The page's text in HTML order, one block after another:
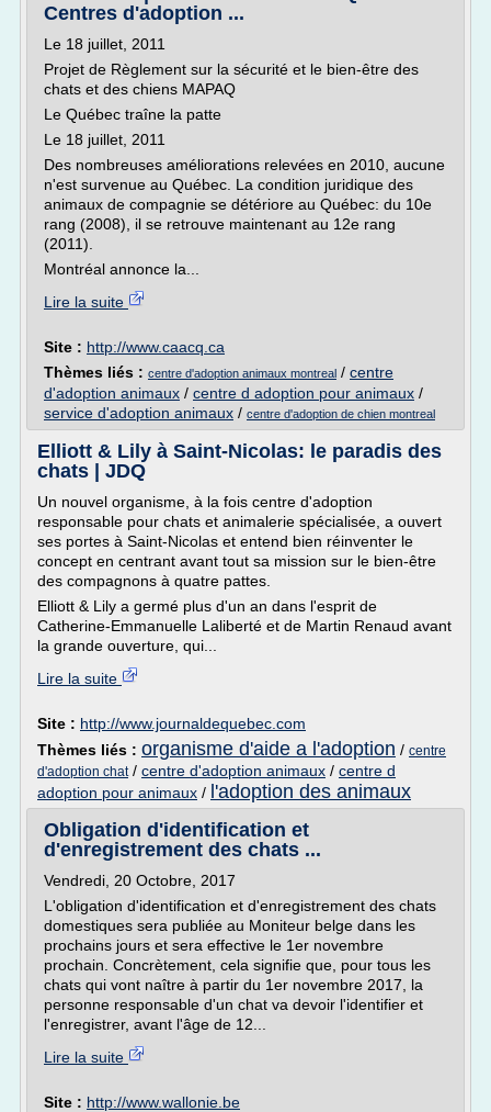
Centres d'adoption ...
Le 18 juillet, 2011
Projet de Règlement sur la sécurité et le bien-être des
chats et des chiens MAPAQ
Le Québec traîne la patte
Le 18 juillet, 2011
Des nombreuses améliorations relevées en 2010, aucune
n'est survenue au Québec. La condition juridique des
animaux de compagnie se détériore au Québec: du 10e
rang (2008), il se retrouve maintenant au 12e rang
(2011).
Montréal annonce la...
Lire la suite
Site : http://www.caacq.ca
Thèmes liés : centre d'adoption animaux montreal / centre
d'adoption animaux / centre d adoption pour animaux /
service d'adoption animaux / centre d'adoption de chien montreal
Elliott & Lily à Saint-Nicolas: le paradis des
chats | JDQ
Un nouvel organisme, à la fois centre d'adoption
responsable pour chats et animalerie spécialisée, a ouvert
ses portes à Saint-Nicolas et entend bien réinventer le
concept en centrant avant tout sa mission sur le bien-être
des compagnons à quatre pattes.
Elliott & Lily a germé plus d'un an dans l'esprit de
Catherine-Emmanuelle Laliberté et de Martin Renaud avant
la grande ouverture, qui...
Lire la suite
Site : http://www.journaldequebec.com
Thèmes liés : organisme d'aide a l'adoption / centre
d'adoption chat/ centre d'adoption animaux / centre d
adoption pour animaux / l'adoption des animaux
Obligation d'identification et
d'enregistrement des chats ...
Vendredi, 20 Octobre, 2017
L'obligation d'identification et d'enregistrement des chats
domestiques sera publiée au Moniteur belge dans les
prochains jours et sera effective le 1er novembre
prochain. Concrètement, cela signifie que, pour tous les
chats qui vont naître à partir du 1er novembre 2017, la
personne responsable d'un chat va devoir l'identifier et
l'enregistrer, avant l'âge de 12...
Lire la suite
Site : http://www.wallonie.be